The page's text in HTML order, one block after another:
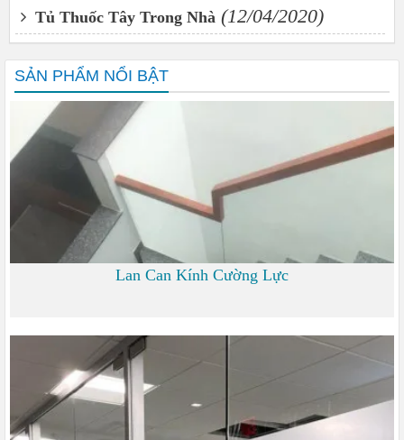
Tủ Thuốc Tây Trong Nhà (12/04/2020)
SẢN PHẨM NỔI BẬT
Lan Can Kính Cường Lực